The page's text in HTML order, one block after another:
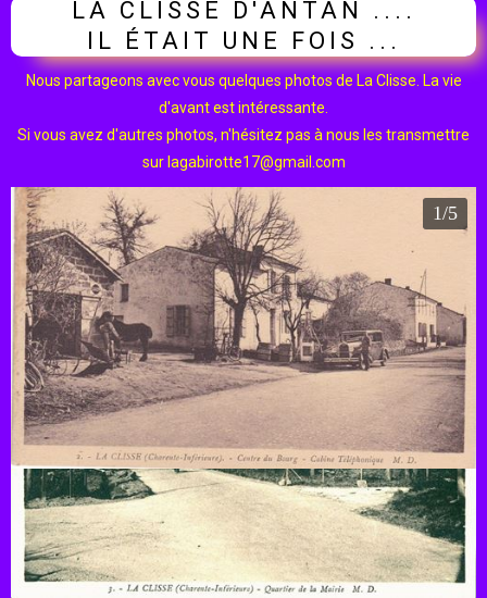
LA CLISSE D'ANTAN ....
IL ÉTAIT UNE FOIS ...
Nous partageons avec vous quelques photos de La Clisse. La vie
d'avant est intéressante.
Si vous avez d'autres photos, n'hésitez pas à nous les transmettre
sur lagabirotte17@gmail.com
2/5